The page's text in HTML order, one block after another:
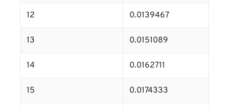
12 0.0139467
13 0.0151089
14 0.0162711
15 0.0174333